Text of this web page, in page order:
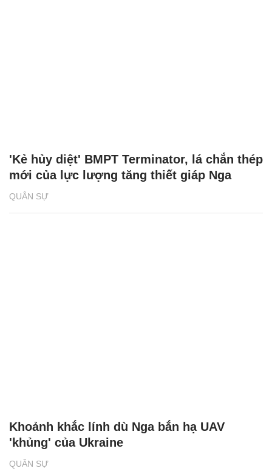
QUÂN SỰ
'Kẻ hủy diệt' BMPT Terminator, lá chắn thép
mới của lực lượng tăng thiết giáp Nga
QUÂN SỰ
Khoảnh khắc lính dù Nga bắn hạ UAV
'khủng' của Ukraine